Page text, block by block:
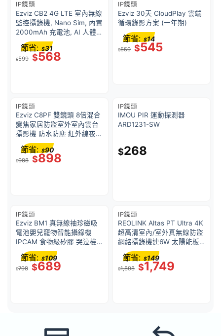
IP鏡頭
Ezviz CB2 4G LTE 室內無線
監控攝錄機, Nano Sim, 內置
2000mAh 充電池, AI 人體移
動辦識, AOV, 超高清 2K
3MP, 標準或縮時錄影, 強力
磁力底座, 紅外線夜視 (白色)
$599 $568
節省: $31
IP鏡頭
Ezviz 30天 CloudPlay 雲端
循環錄影方案 (一年期)
$559 $545
節省: $14
IP鏡頭
Ezviz C8PF 雙鏡頭 8倍混合
變焦家居防盜室外室內雲台
攝影機 防水防塵 紅外線夜視
人體偵測 雲端儲存
$988 $898
節省: $90
IP鏡頭
IMOU PIR 運動探測器
ARD1231-SW
$268
IP鏡頭
Ezviz BM1 真無線袖珍磁吸
電池嬰兒竉物智能攝錄機
IPCAM 食物級矽膠 哭泣檢
測 主動安撫音樂播放
$798 $689
節省: $109
IP鏡頭
REOLINK Altas PT Ultra 4K
超高清室內/室外真無線防盜
網絡攝錄機連6W 太陽能板,
IP65 防水, 內置電池, Wi-Fi
6 雙頻無線, 360度雲台, AI
智能追蹤, 全彩色夜視
$1,898 $1,749
節省: $149